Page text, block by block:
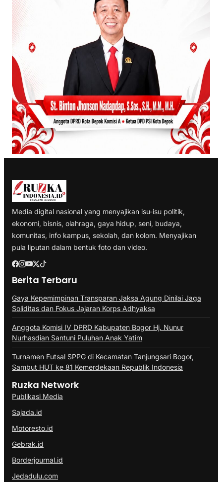
Media digital nasional yang menyajikan isu-isu politik,
ekonomi, bisnis, olahraga, gaya hidup, seni, budaya,
komunitas, info kampus, sekolah, dan kolom. Menyajikan
pula liputan dalam bentuk foto dan video.
Berita Terbaru
Gaya Kepemimpinan Transparan Jaksa Agung Dinilai Jaga
Soliditas dan Fokus Jajaran Korps Adhyaksa
Anggota Komisi IV DPRD Kabupaten Bogor Hj. Nunur
Nurhasdian Santuni Puluhan Anak Yatim
Turnamen Futsal SPPG di Kecamatan Tanjungsari Bogor,
Sambut HUT ke 81 Kemerdekaan Republik Indonesia
Ruzka Network
Publikasi Media
Sajada.id
Motoresto.id
Gebrak.id
Borderjournal.id
Jedadulu.com